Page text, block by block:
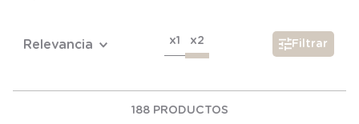
Relevancia x1 x2 Filtrar
188 PRODUCTOS